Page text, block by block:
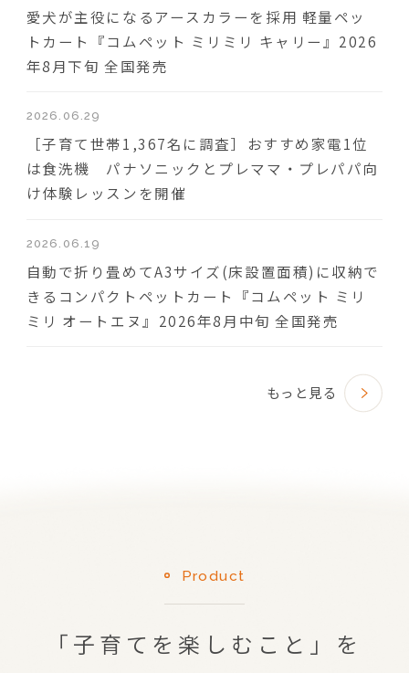
愛犬が主役になるアースカラーを採用 軽量ペッ
トカート『コムペット ミリミリ キャリー』2026
年8月下旬 全国発売
2026.06.29
［子育て世帯1,367名に調査］おすすめ家電1位
は食洗機 パナソニックとプレママ・プレパパ向
け体験レッスンを開催
2026.06.19
自動で折り畳めてA3サイズ(床設置面積)に収納で
きるコンパクトペットカート『コムペット ミリ
ミリ オートエヌ』2026年8月中旬 全国発売
もっと見る
Product
「子育てを楽しむこと」を